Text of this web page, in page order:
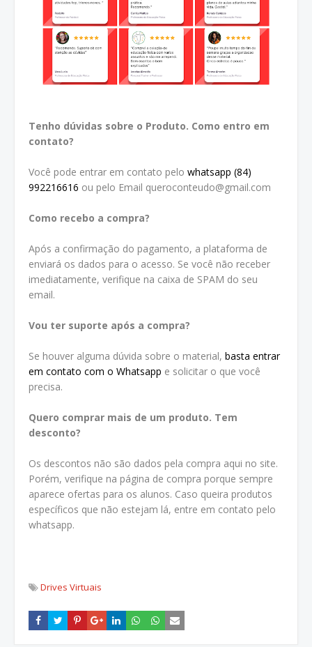
Tenho dúvidas sobre o Produto. Como entro em
contato?
Você pode entrar em contato pelo whatsapp (84)
992216616 ou pelo Email queroconteudo@gmail.com
Como recebo a compra?
Após a confirmação do pagamento, a plataforma de
enviará os dados para o acesso. Se você não receber
imediatamente, verifique na caixa de SPAM do seu
email.
Vou ter suporte após a compra?
Se houver alguma dúvida sobre o material, basta entrar
em contato com o Whatsapp e solicitar o que você
precisa.
Quero comprar mais de um produto. Tem
desconto?
Os descontos não são dados pela compra aqui no site.
Porém, verifique na página de compra porque sempre
aparece ofertas para os alunos. Caso queira produtos
específicos que não estejam lá, entre em contato pelo
whatsapp.
Drives Virtuais